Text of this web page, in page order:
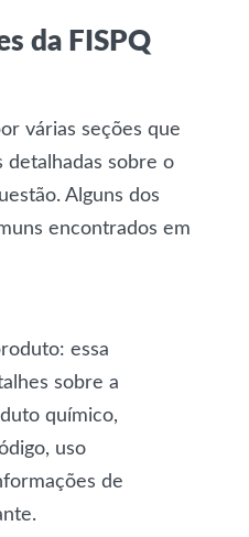
da FISPQ
várias seções que
sobre o
Alguns dos
encontrados em
: essa
sobre a
químico,
uso
de